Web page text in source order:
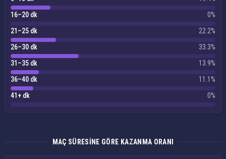
16–20 dk
0%
21–25 dk
22.2%
26–30 dk
33.3%
31–35 dk
13.9%
36–40 dk
11.1%
41+ dk
0%
MAÇ SÜRESINE GÖRE KAZANMA ORANI